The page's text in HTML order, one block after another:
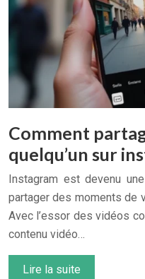
Comment
quelqu’un sur
Instagram est devenu
partager des moments de
Avec l’essor des vidéos
contenu vidéo…
Lire la suite